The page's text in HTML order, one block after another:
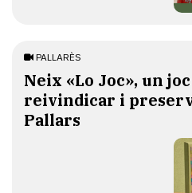
PALLARÈS
​Neix «Lo Joc», un
reivindicar i
Pallars